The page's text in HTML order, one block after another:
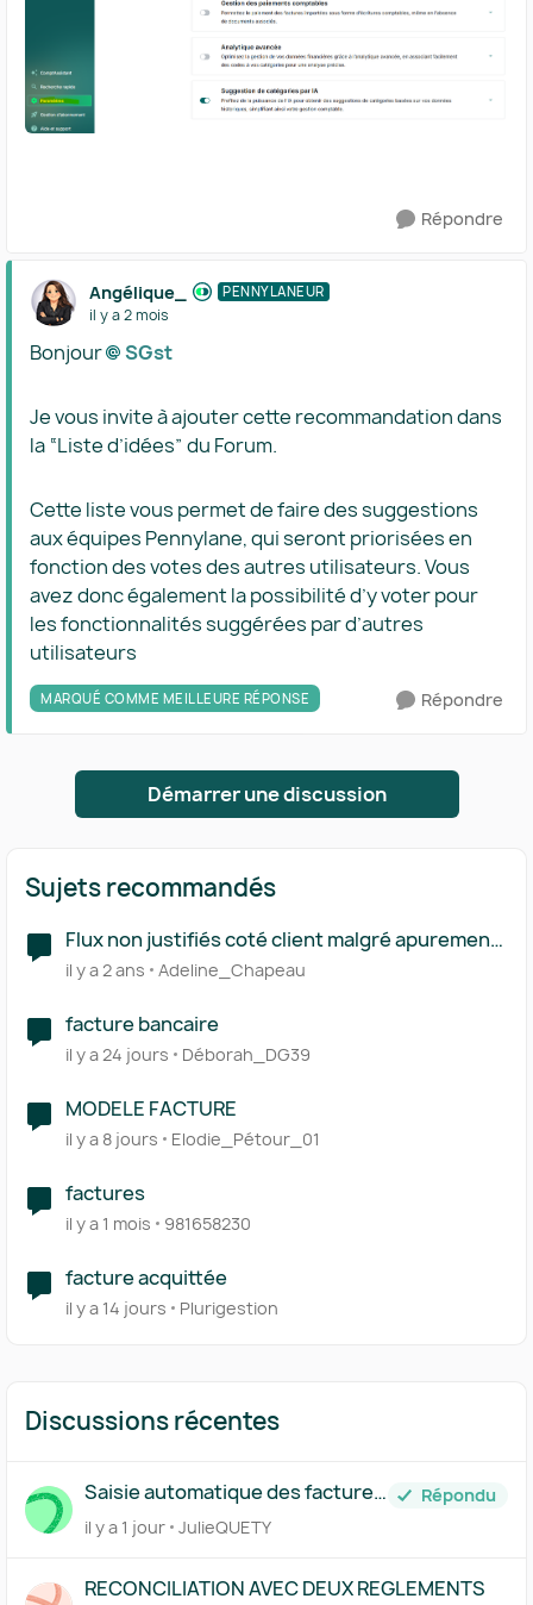
Répondre
Angélique_ PENNYLANEUR
il y a 2 mois
Bonjour SGst​
Je vous invite à ajouter cette recommandation dans
la “Liste d’idées” du Forum.
Cette liste vous permet de faire des suggestions
aux équipes Pennylane, qui seront priorisées en
fonction des votes des autres utilisateurs. Vous
avez donc également la possibilité d’y voter pour
les fonctionnalités suggérées par d’autres
utilisateurs
MARQUÉ COMME MEILLEURE RÉPONSE Répondre
Démarrer une discussion
Sujets recommandés
Flux non justifiés coté client malgré apurement
dans l'interface "comptabilité"
il y a 2 ans Adeline_Chapeau
facture bancaire
il y a 24 jours Déborah_DG39
MODELE FACTURE
il y a 8 jours Elodie_Pétour_01
factures
il y a 1 mois 981658230
facture acquittée
il y a 14 jours Plurigestion
Discussions récentes
Saisie automatique des factures
traitée par Pennylane
Répondu
il y a 1 jour JulieQUETY
RECONCILIATION AVEC DEUX REGLEMENTS